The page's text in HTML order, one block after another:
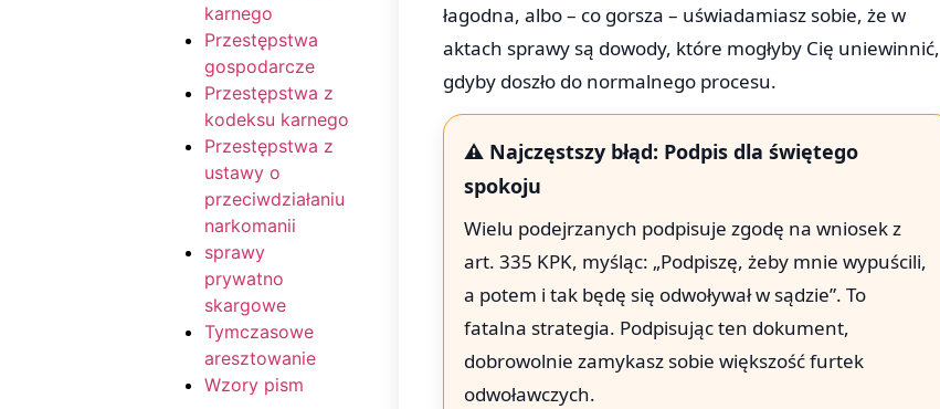
karnego
Przestępstwa
gospodarcze
Przestępstwa z
kodeksu karnego
Przestępstwa z
ustawy o
przeciwdziałaniu
narkomanii
sprawy
prywatno
skargowe
Tymczasowe
aresztowanie
Wzory pism
łagodna, albo – co gorsza – uświadamiasz sobie, że w
aktach sprawy są dowody, które mogłyby Cię uniewinnić,
gdyby doszło do normalnego procesu.
⚠️ Najczęstszy błąd: Podpis dla świętego
spokoju
Wielu podejrzanych podpisuje zgodę na wniosek z
art. 335 KPK, myśląc: „Podpiszę, żeby mnie wypuścili,
a potem i tak będę się odwoływał w sądzie”. To
fatalna strategia. Podpisując ten dokument,
dobrowolnie zamykasz sobie większość furtek
odwoławczych.